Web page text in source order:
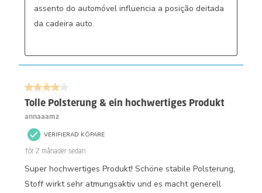
assento do automóvel influencia a posição deitada
da cadeira auto.
4 av 5 stjärnor.
Tolle Polsterung & ein hochwertiges Produkt
annaaamz
VERIFIERAD KÖPARE
för 2 månader sedan
Super hochwertiges Produkt! Schöne stabile Polsterung,
Stoff wirkt sehr atmungsaktiv und es macht generell